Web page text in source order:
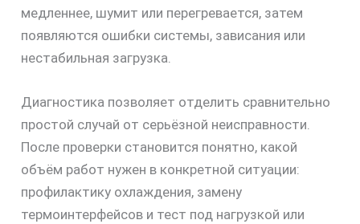
медленнее, шумит или перегревается, затем
появляются ошибки системы, зависания или
нестабильная загрузка.
Диагностика позволяет отделить сравнительно
простой случай от серьёзной неисправности.
После проверки становится понятно, какой
объём работ нужен в конкретной ситуации:
профилактику охлаждения, замену
термоинтерфейсов и тест под нагрузкой или